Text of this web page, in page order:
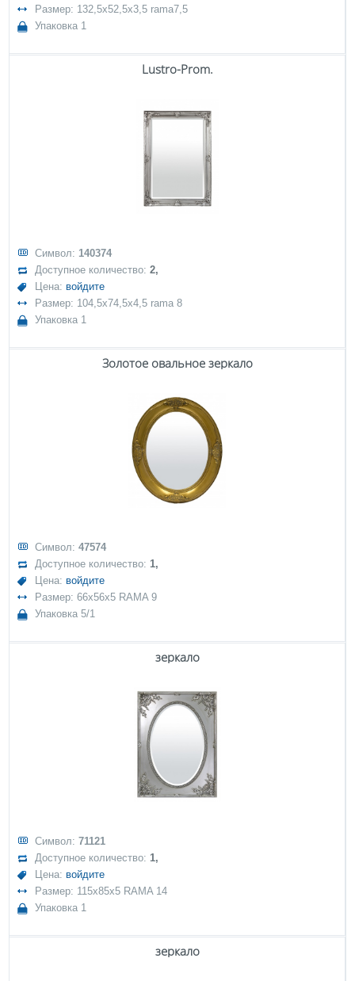
Размер: 132,5x52,5x3,5 rama7,5
Упаковка 1
Lustro-Prom.
Символ: 140374
Доступное количество:2,
Цена: войдите
Размер: 104,5x74,5x4,5 rama 8
Упаковка 1
Золотое овальное зеркало
Символ:47574
Доступное количество:1,
Цена: войдите
Размер: 66x56x5 RAMA 9
Упаковка 5/1
зеркало
Символ:71121
Доступное количество:1,
Цена: войдите
Размер: 115x85x5 RAMA 14
Упаковка 1
зеркало